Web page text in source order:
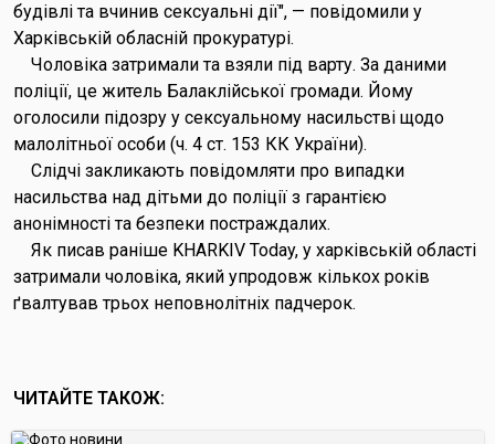
будівлі та вчинив сексуальні дії", — повідомили у
Харківській обласній прокуратурі.
Чоловіка затримали та взяли під варту. За даними
поліції, це житель Балаклійської громади. Йому
оголосили підозру у сексуальному насильстві щодо
малолітньої особи (ч. 4 ст. 153 КК України).
Слідчі закликають повідомляти про випадки
насильства над дітьми до поліції з гарантією
анонімності та безпеки постраждалих.
Як писав раніше KHARKIV Today, у харківській області
затримали чоловіка, який упродовж кількох років
ґвалтував трьох неповнолітніх падчерок.
ЧИТАЙТЕ ТАКОЖ: